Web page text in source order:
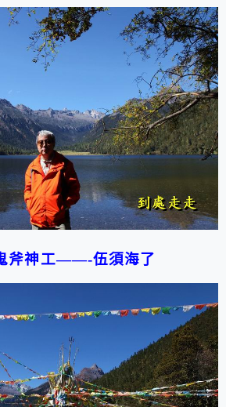
斧神工——-伍須海了